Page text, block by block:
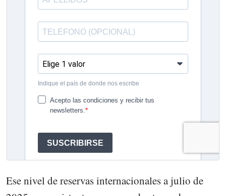
Ese nivel de reservas internacionales a julio de